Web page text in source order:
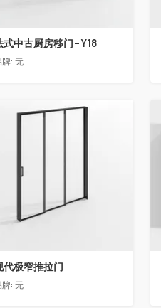
式中古厨房移门-Y18
: 无
收藏
代极窄推拉门
: 无